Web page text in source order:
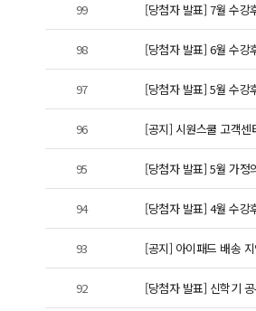
99 [당첨자 발표] 7월 수강
98 [당첨자 발표] 6월 수강
97 [당첨자 발표] 5월 수강
96 [공지] 시원스쿨 고객
95 [당첨자 발표] 5월 가정
94 [당첨자 발표] 4월 수강
93 [공지] 아이패드 배송
92 [당첨자 발표] 신학기